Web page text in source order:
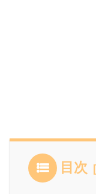
目次